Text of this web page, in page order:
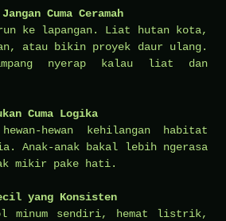
Cuma Ceramah
ke lapangan. Liat hutan kota,
atau bikin proyek daur ulang.
nyerap kalau liat dan
Cuma Logika
hewan kehilangan habitat
Anak-anak bakal lebih ngerasa
mikir pake hati.
yang Konsisten
minum sendiri, hemat listrik,